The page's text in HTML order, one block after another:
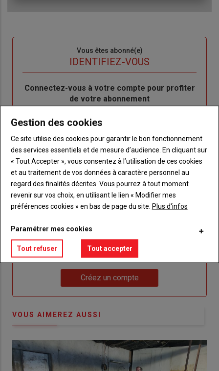
Vous êtes abonné(e)
IDENTIFIEZ-VOUS
Body
Connectez-vous à votre compte pour profiter
de votre abonnement
Lien
"Créer
un
nouveau
compte"
Lien
"Réinitialiser
votre
mot
de
passe"
Réinitialiser votre mot de passe
Lien
"Je
me
connecte"
Je me connecte
Sous-
Vous n'êtes pas abonné(e)
BodyChoisissez votre formule et créez votre
compte pour accéder à tout {nom-site}.
Créez un compte
VOUS AIMEREZ AUSSI
Gestion des cookies
Ce site utilise des cookies pour garantir le bon fonctionnement
des services essentiels et de mesure d’audience. En cliquant sur
« Tout Accepter », vous consentez à l’utilisation de ces cookies
et au traitement de vos données à caractère personnel au
regard des finalités décrites. Vous pourrez à tout moment
revenir sur vos choix, en utilisant le lien « Modifier mes
préférences cookies » en bas de page du site. Plus d'infos
Paramétrer mes cookies
Tout refuser Tout accepter